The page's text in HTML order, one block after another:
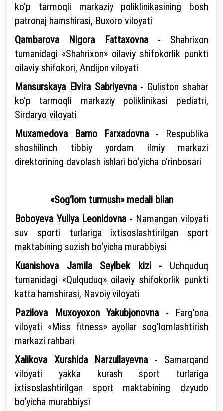
ko‘p tarmoqli markaziy poliklinikasining bosh
patronaj hamshirasi, Buxoro viloyati
Qambarova Nigora Fattaxovna- Shahrixon
tumanidagi «Shahrixon» oilaviy shifokorlik punkti
oilaviy shifokori, Andijon viloyati
Mansurskaya Elvira Sabriyevna- Guliston shahar
ko‘p tarmoqli markaziy poliklinikasi pediatri,
Sirdaryo viloyati
Muxamedova Barno Farxadovna- Respublika
shoshilinch tibbiy yordam ilmiy markazi
direktorining davolash ishlari bo‘yicha o‘rinbosari
«Sog‘lom turmush» medali bilan
Boboyeva Yuliya Leonidovna - Namangan viloyati
suv sporti turlariga ixtisoslashtirilgan sport
maktabining suzish bo‘yicha murabbiysi
Kuanishova Jamila Seylbek kizi - Uchquduq
tumanidagi «Qulquduq» oilaviy shifokorlik punkti
katta hamshirasi, Navoiy viloyati
Pazilova Muxoyoxon Yakubjonovna- Farg‘ona
viloyati «Miss fitness» ayollar sog‘lomlashtirish
markazi rahbari
Xalikova Xurshida Narzullayevna- Samarqand
viloyati yakka kurash sport turlariga
ixtisoslashtirilgan sport maktabining dzyudo
bo‘yicha murabbiysi